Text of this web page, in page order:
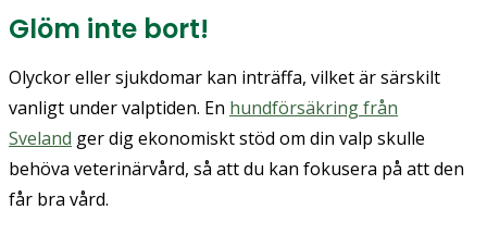
Glöm inte bort!
Olyckor eller sjukdomar kan inträffa, vilket är särskilt
vanligt under valptiden. En hundförsäkring från
Sveland ger dig ekonomiskt stöd om din valp skulle
behöva veterinärvård, så att du kan fokusera på att den
får bra vård.